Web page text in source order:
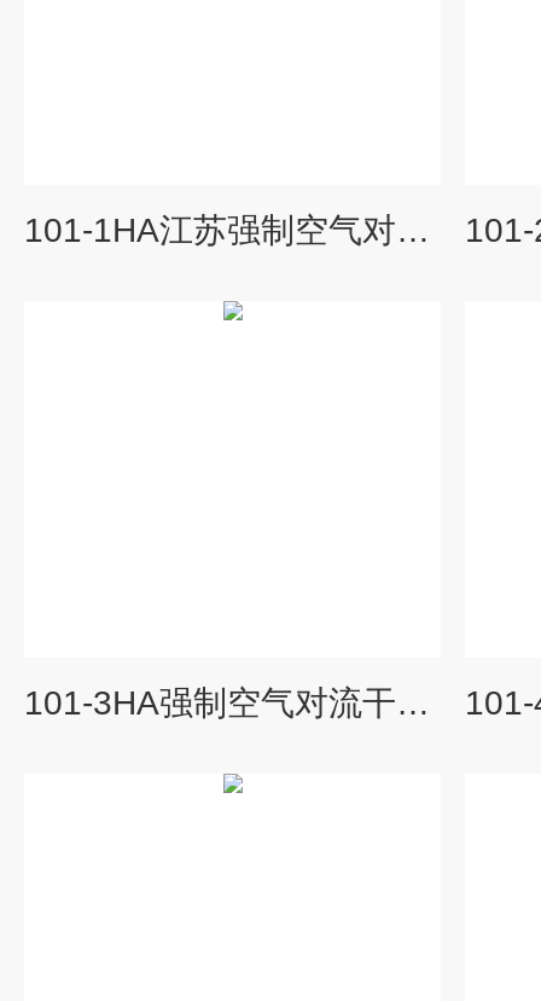
101-1HA江苏强制空气对流干燥箱
101-3HA强制空气对流干燥箱参数